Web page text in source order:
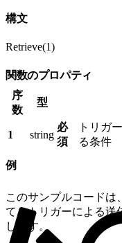
構文
Retrieve(1)
関数のプロパティ
序
数
型
1 string
必
須
トリガ
る条件
例
このサンプルコードは
て、トリガーによる送
します。